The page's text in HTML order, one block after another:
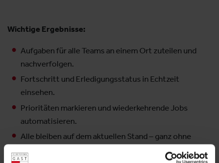
Wichtige Ergebnisse:
Aufgaben für alle Teams an einem Ort zuteilen und
nachverfolgen.
Fortschritt und Erledigungsstatus in Echtzeit
einsehen.
Prioritäten markieren und wiederkehrende Jobs
automatisieren.
Alle bleiben auf dem aktuellen Stand – ganz ohne